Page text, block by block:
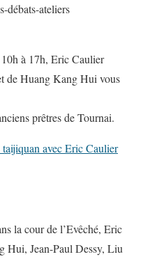
débats-ateliers
à 17h, Eric Caulier
de Huang Kang Hui vous
prêtres de Tournai.
taijiquan avec Eric Caulier
la cour de l’Evêché, Eric
Hui, Jean-Paul Dessy, Liu